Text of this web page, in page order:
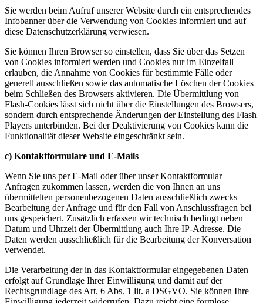
Sie werden beim Aufruf unserer Website durch ein entsprechendes
Infobanner über die Verwendung von Cookies informiert und auf
diese Datenschutzerklärung verwiesen.
Sie können Ihren Browser so einstellen, dass Sie über das Setzen
von Cookies informiert werden und Cookies nur im Einzelfall
erlauben, die Annahme von Cookies für bestimmte Fälle oder
generell ausschließen sowie das automatische Löschen der Cookies
beim Schließen des Browsers aktivieren. Die Übermittlung von
Flash-Cookies lässt sich nicht über die Einstellungen des Browsers,
sondern durch entsprechende Änderungen der Einstellung des Flash
Players unterbinden. Bei der Deaktivierung von Cookies kann die
Funktionalität dieser Website eingeschränkt sein.
c) Kontaktformulare und E-Mails
Wenn Sie uns per E-Mail oder über unser Kontaktformular
Anfragen zukommen lassen, werden die von Ihnen an uns
übermittelten personenbezogenen Daten ausschließlich zwecks
Bearbeitung der Anfrage und für den Fall von Anschlussfragen bei
uns gespeichert. Zusätzlich erfassen wir technisch bedingt neben
Datum und Uhrzeit der Übermittlung auch Ihre IP-Adresse. Die
Daten werden ausschließlich für die Bearbeitung der Konversation
verwendet.
Die Verarbeitung der in das Kontaktformular eingegebenen Daten
erfolgt auf Grundlage Ihrer Einwilligung und damit auf der
Rechtsgrundlage des Art. 6 Abs. 1 lit. a DSGVO. Sie können Ihre